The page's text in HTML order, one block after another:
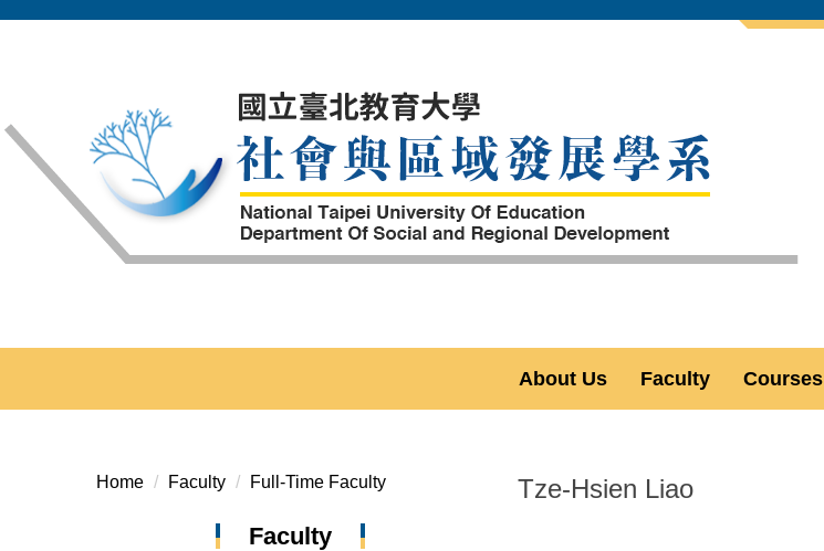
Jump
content
block
About Us Faculty Courses
Home Faculty Full-Time Faculty
Faculty
Tze-Hsien Liao